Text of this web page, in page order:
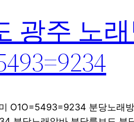
광주 노
O1O=5493=9234 분당노래